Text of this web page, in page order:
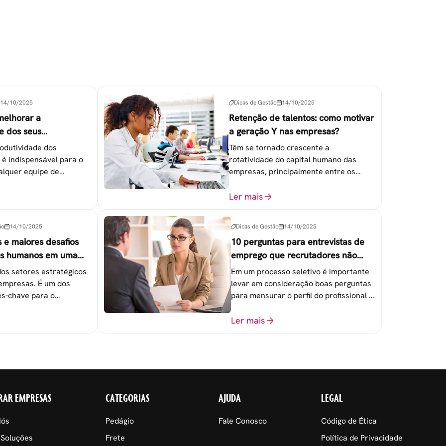
14/10/2025
a
dos seus
dos
indispensável para o
equipe de
Dicas de Gestão 14/10/2025
Retenção de talentos: como motivar
a geração Y nas empresas?
Têm se tornado crescente a
rotatividade do capital humano das
empresas, principalmente entre os
chamada Geração Y.
Ler mais
14/10/2025
e maiores desafios
humanos em uma
setores estratégicos
É um dos
chave para o
metas
Dicas de Gestão 14/10/2025
10 perguntas para entrevistas de
emprego que recrutadores não
devem fazer
Em um processo seletivo é importante
levar em consideração boas perguntas
para mensurar o perfil do profissional e
Ler mais
EMPRESAS CATEGORIAS
Pedágio
Frete
AJUDA
Fale Conosco
LEGAL
Código de Ética
Política de Privacidade